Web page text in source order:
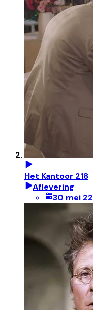
Het Kantoor 218
Aflevering
30 mei 22